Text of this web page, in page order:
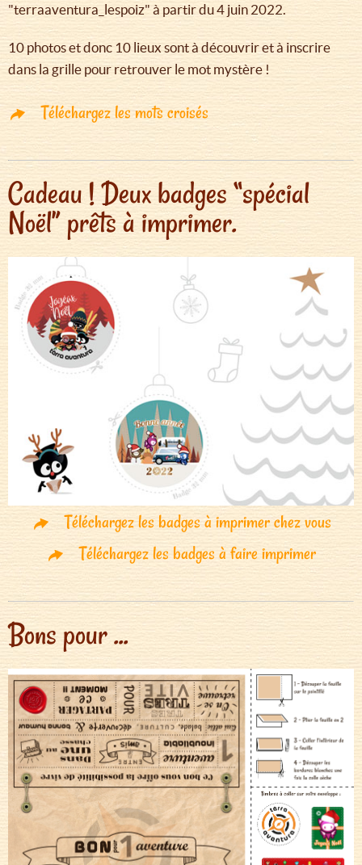
"terraaventura_lespoiz" à partir du 4 juin 2022.
10 photos et donc 10 lieux sont à découvrir et à inscrire
dans la grille pour retrouver le mot mystère !
Téléchargez les mots croisés
Cadeau ! Deux badges “spécial
Noël” prêts à imprimer.
Téléchargez les badges à imprimer chez vous
Téléchargez les badges à faire imprimer
Bons pour ...